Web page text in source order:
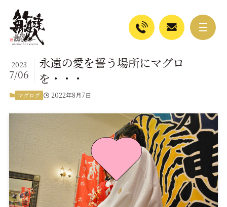
永遠の愛を誓う場所にマグロ
を・・・
2023
7/06
マグログ 2022年8月7日